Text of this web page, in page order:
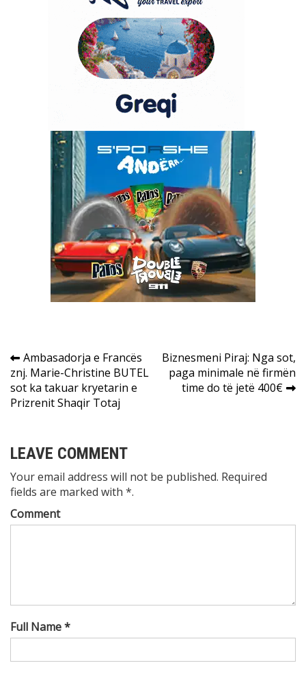
Post
navigation
Ambasadorja e Francës
znj. Marie-Christine BUTEL
sot ka takuar kryetarin e
Prizrenit Shaqir Totaj
Biznesmeni Piraj: Nga sot,
paga minimale në firmën
time do të jetë 400€
LEAVE COMMENT
Your email address will not be published. Required
fields are marked with *.
Comment
Full Name *